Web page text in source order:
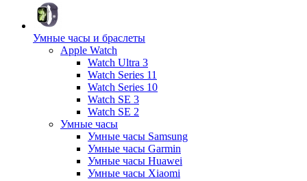
Умные часы и браслеты
Apple Watch
Watch Ultra 3
Watch Series 11
Watch Series 10
Watch SE 3
Watch SE 2
Умные часы
Умные часы Samsung
Умные часы Garmin
Умные часы Huawei
Умные часы Xiaomi